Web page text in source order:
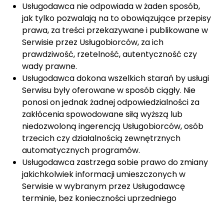
Usługodawca nie odpowiada w żaden sposób,
jak tylko pozwalają na to obowiązujące przepisy
prawa, za treści przekazywane i publikowane w
Serwisie przez Usługobiorców, za ich
prawdziwość, rzetelność, autentyczność czy
wady prawne.
Usługodawca dokona wszelkich starań by usługi
Serwisu były oferowane w sposób ciągły. Nie
ponosi on jednak żadnej odpowiedzialności za
zakłócenia spowodowane siłą wyższą lub
niedozwoloną ingerencją Usługobiorców, osób
trzecich czy działalnością zewnętrznych
automatycznych programów.
Usługodawca zastrzega sobie prawo do zmiany
jakichkolwiek informacji umieszczonych w
Serwisie w wybranym przez Usługodawcę
terminie, bez konieczności uprzedniego